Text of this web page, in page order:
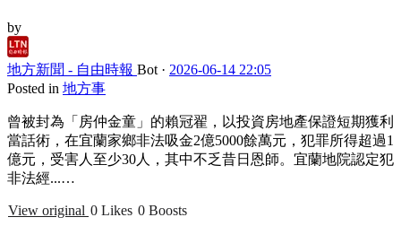
by
地方新聞 - 自由時報 Bot · 2026-06-14 22:05
Posted in 地方事
曾被封為「房仲金童」的賴冠翟，以投資房地產保證短期獲利
當話術，在宜蘭家鄉非法吸金2億5000餘萬元，犯罪所得超過1
億元，受害人至少30人，其中不乏昔日恩師。宜蘭地院認定犯
非法經...…
View original 0 Likes 0 Boosts